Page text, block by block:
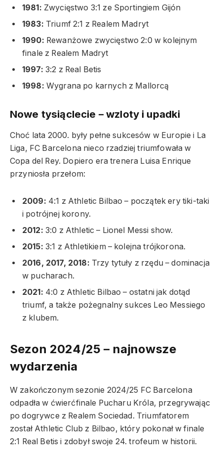
1981: Zwycięstwo 3:1 ze Sportingiem Gijón
1983: Triumf 2:1 z Realem Madryt
1990: Rewanżowe zwycięstwo 2:0 w kolejnym
finale z Realem Madryt
1997: 3:2 z Real Betis
1998: Wygrana po karnych z Mallorcą
Nowe tysiąclecie – wzloty i upadki
Choć lata 2000. były pełne sukcesów w Europie i La
Liga, FC Barcelona nieco rzadziej triumfowała w
Copa del Rey. Dopiero era trenera Luisa Enrique
przyniosła przełom:
2009: 4:1 z Athletic Bilbao – początek ery tiki-taki
i potrójnej korony.
2012: 3:0 z Athletic – Lionel Messi show.
2015: 3:1 z Athletikiem – kolejna trójkorona.
2016, 2017, 2018: Trzy tytuły z rzędu – dominacja
w pucharach.
2021: 4:0 z Athletic Bilbao – ostatni jak dotąd
triumf, a także pożegnalny sukces Leo Messiego
z klubem.
Sezon 2024/25 – najnowsze
wydarzenia
W zakończonym sezonie 2024/25 FC Barcelona
odpadła w ćwierćfinale Pucharu Króla, przegrywając
po dogrywce z Realem Sociedad. Triumfatorem
został Athletic Club z Bilbao, który pokonał w finale
2:1 Real Betis i zdobył swoje 24. trofeum w historii.